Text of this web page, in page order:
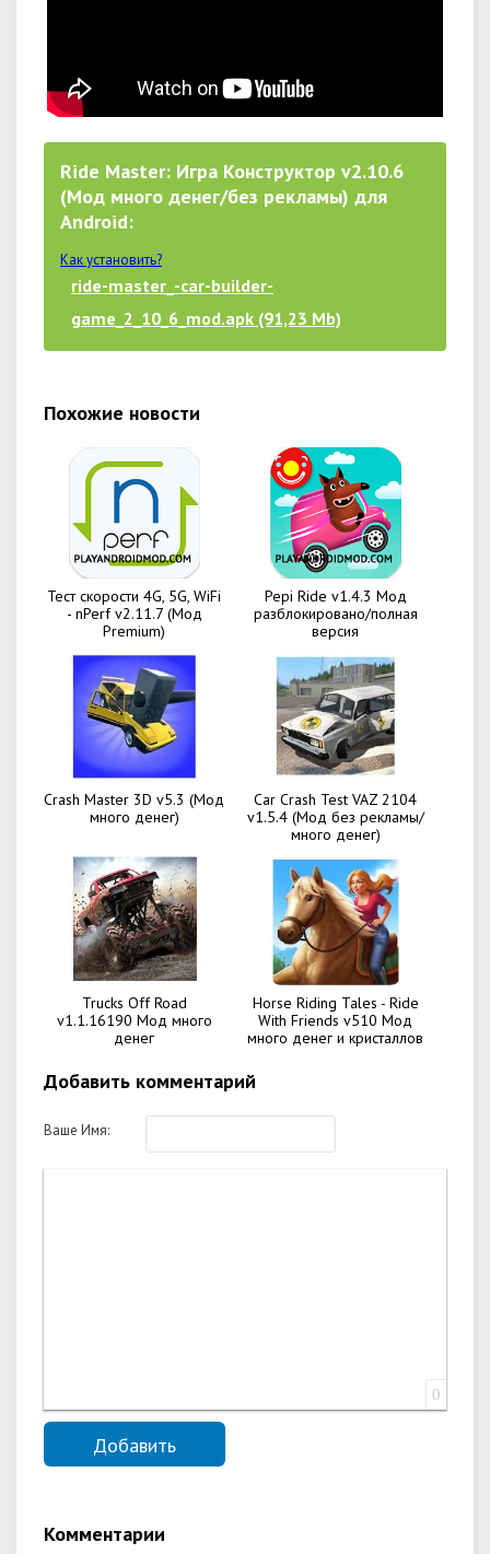
Ride Master: Игра Конструктор v2.10.6
(Мод много денег/без рекламы) для
Android:
Как установить?
ride-master_-car-builder-
game_2_10_6_mod.apk (91,23 Mb)
Похожие новости
Тест скорости 4G, 5G, WiFi
- nPerf v2.11.7 (Мод
Premium)
Pepi Ride v1.4.3 Мод
разблокировано/полная
версия
Crash Master 3D v5.3 (Мод
много денег)
Car Crash Test VAZ 2104
v1.5.4 (Мод без рекламы/
много денег)
Trucks Off Road
v1.1.16190 Мод много
денег
Horse Riding Tales - Ride
With Friends v510 Мод
много денег и кристаллов
Добавить комментарий
Ваше Имя:
0
Комментарии